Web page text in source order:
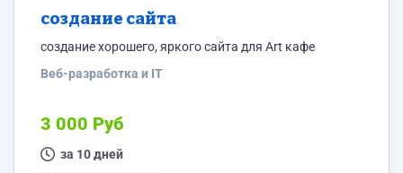
создание сайта
создание хорошего, яркого сайта для Art кафе
Веб-разработка и IT
3 000 Руб
за 10 дней